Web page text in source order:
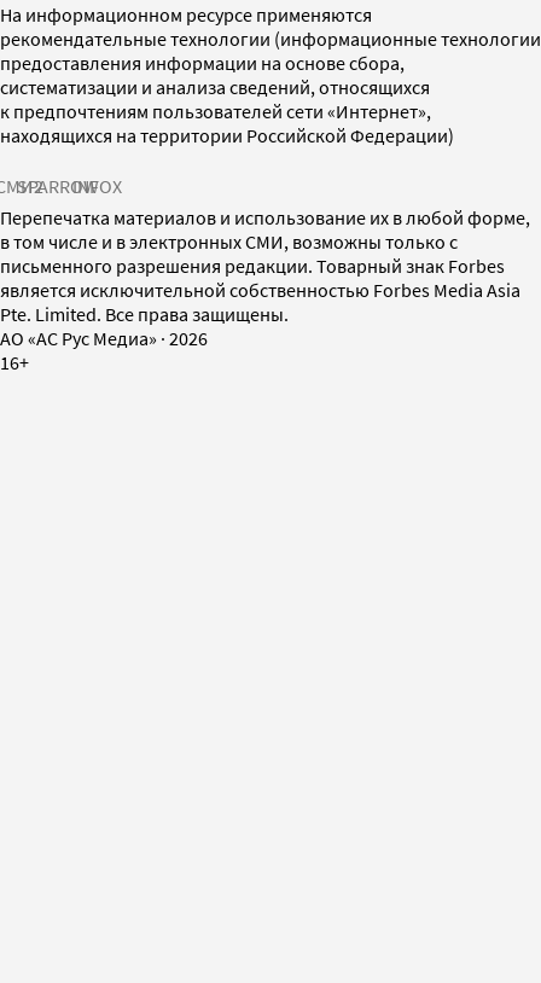
На информационном ресурсе применяются
рекомендательные технологии (информационные технологии
предоставления информации на основе сбора,
систематизации и анализа сведений, относящихся
к предпочтениям пользователей сети «Интернет»,
находящихся на территории Российской Федерации)
SPARROWINFOX
Перепечатка материалов и использование их в любой форме,
в том числе и в электронных СМИ, возможны только с
письменного разрешения редакции. Товарный знак Forbes
является исключительной собственностью Forbes Media Asia
Pte. Limited. Все права защищены.
AO «АС Рус Медиа» · 2026
16+